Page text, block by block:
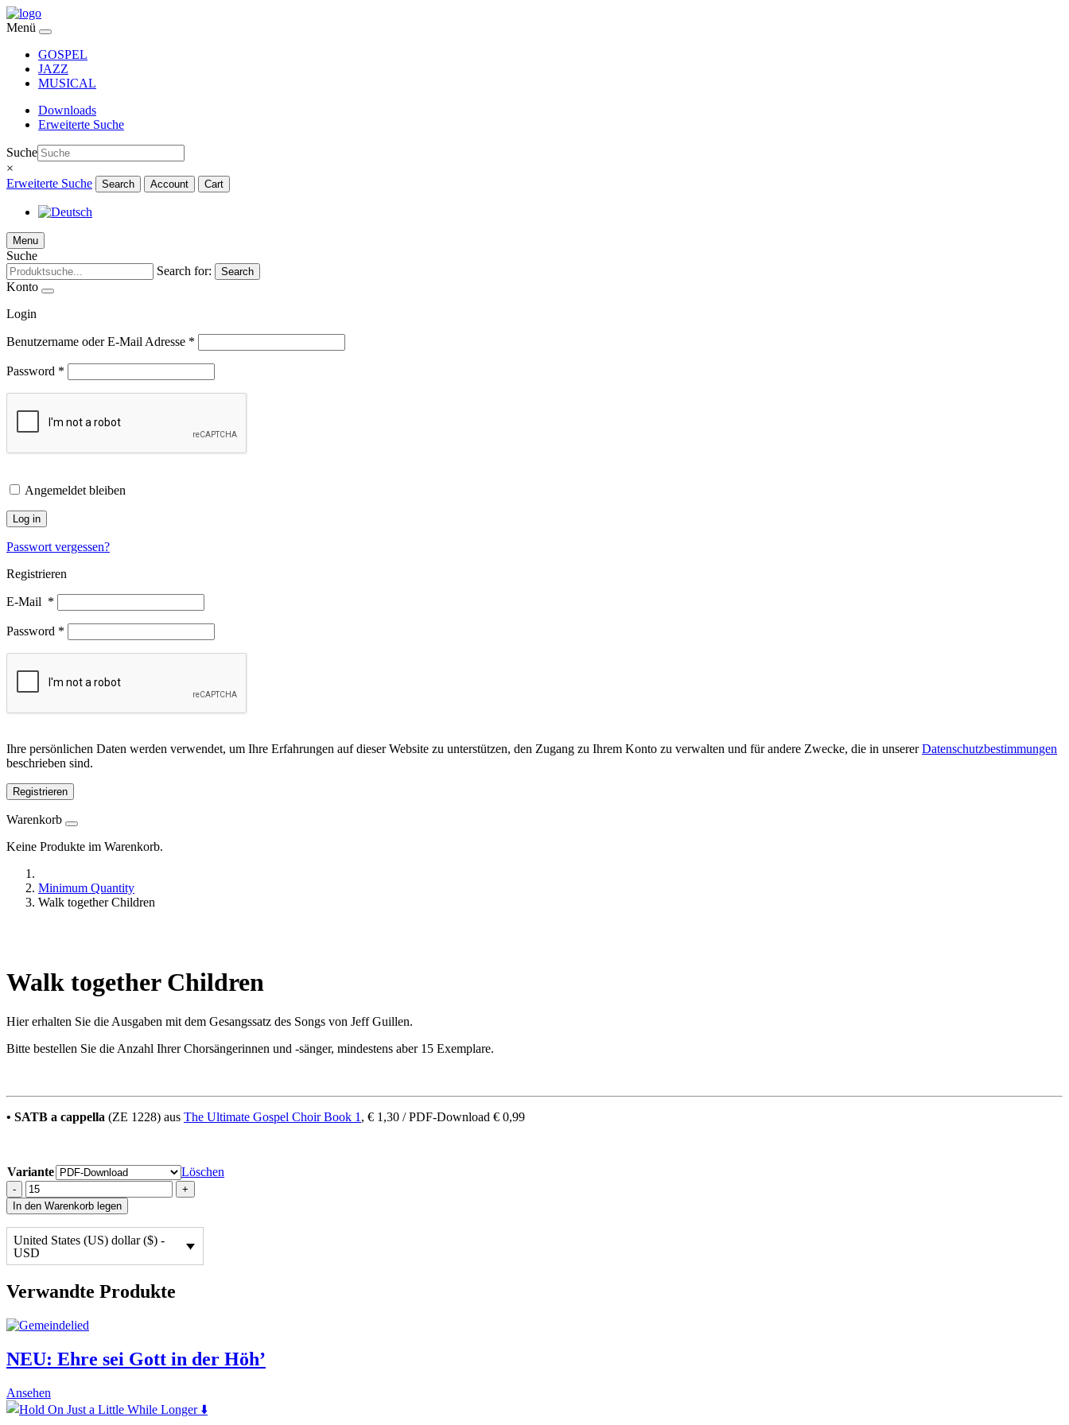
Menü
GOSPEL
JAZZ
MUSICAL
Downloads
Erweiterte Suche
Suche
×
Erweiterte Suche
Search Account Cart
Menu
Suche
Search for:
Search
Konto
Login
Benutzername oder E-Mail Adresse *
Password *
Angemeldet bleiben
Log in
Passwort vergessen?
Registrieren
E-Mail *
Password *
Ihre persönlichen Daten werden verwendet, um Ihre Erfahrungen auf dieser Website zu unterstützen, den Zugang zu Ihrem Konto zu verwalten und für andere Zwecke, die in unsererDatenschutzbestimmungen
beschrieben sind.
Registrieren
Warenkorb
Keine Produkte im Warenkorb.
Minimum Quantity
Walk together Children
Walk together Children
Hier erhalten Sie die Ausgaben mit dem Gesangssatz des Songs von Jeff Guillen.
Bitte bestellen Sie die Anzahl Ihrer Chorsängerinnen und -sänger, mindestens aber 15 Exemplare.
• SATB a cappella (ZE 1228) aus The Ultimate Gospel Choir Book 1 , € 1,30 / PDF-Download € 0,99
Variante Löschen
-
Walk
together
Children
quantity
+
In den Warenkorb legen
United States (US) dollar ($) -
USD
Verwandte Produkte
NEU: Ehre sei Gott in der Höh’
Ansehen
product